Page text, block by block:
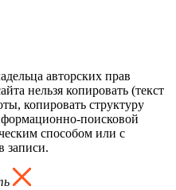
авторских прав
нельзя копировать (текст
копировать структуру
поисковой
способом или с
записи.